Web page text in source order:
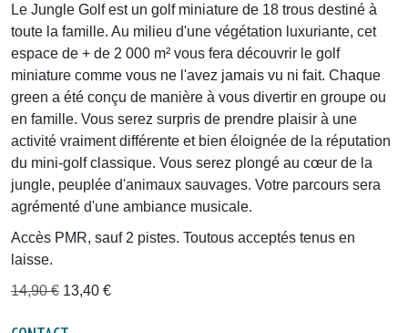
Le Jungle Golf est un golf miniature de 18 trous destiné à
toute la famille. Au milieu d'une végétation luxuriante, cet
espace de + de 2 000 m² vous fera découvrir le golf
miniature comme vous ne l'avez jamais vu ni fait. Chaque
green a été conçu de manière à vous divertir en groupe ou
en famille. Vous serez surpris de prendre plaisir à une
activité vraiment différente et bien éloignée de la réputation
du mini-golf classique. Vous serez plongé au cœur de la
jungle, peuplée d'animaux sauvages. Votre parcours sera
agrémenté d'une ambiance musicale.
Accès PMR, sauf 2 pistes. Toutous acceptés tenus en
laisse.
14,90 € 13,40 €